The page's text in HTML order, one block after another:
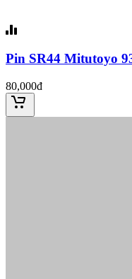
Pin SR44 Mitutoyo
80,000đ